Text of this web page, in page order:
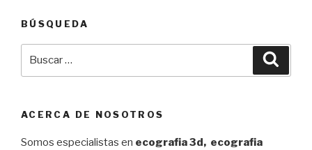
BÚSQUEDA
ACERCA DE NOSOTROS
Somos especialistas en ecografia 3d, ecografia